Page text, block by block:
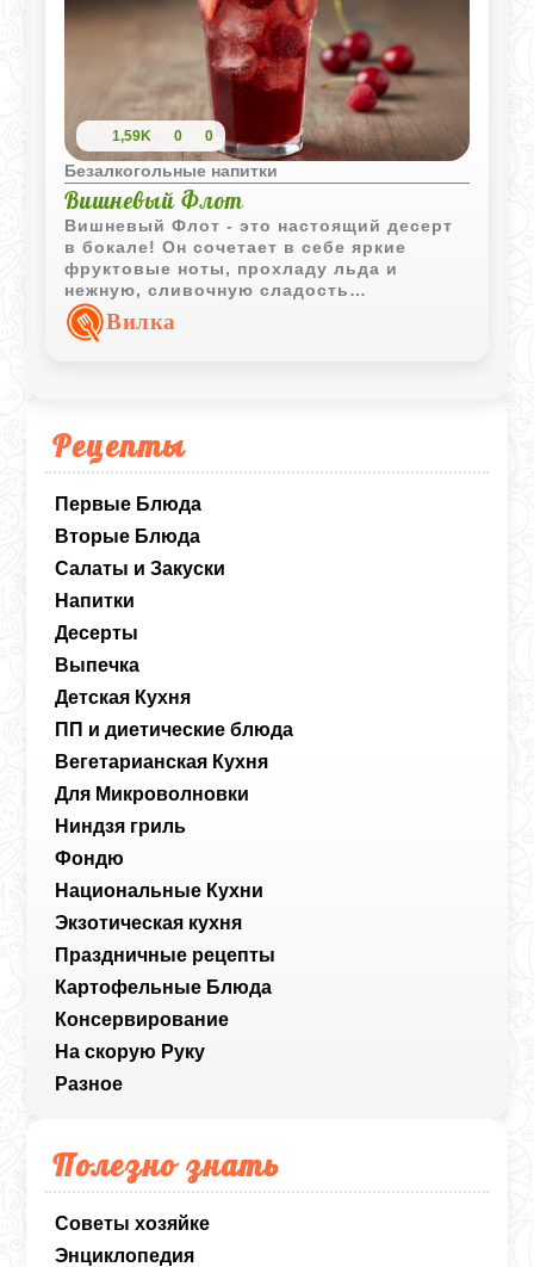
Рецепты
Первые Блюда
Вторые Блюда
Салаты и Закуски
Напитки
Десерты
Выпечка
Детская Кухня
ПП и диетические блюда
Вегетарианская Кухня
Для Микроволновки
Ниндзя гриль
Фондю
Национальные Кухни
Экзотическая кухня
Праздничные рецепты
Картофельные Блюда
Консервирование
На скорую Руку
Разное
Полезно знать
Советы хозяйке
Энциклопедия
1,59K 0 0
Безалкогольные напитки
Вишневый Флот
Вишневый Флот - это настоящий десерт
в бокале! Он сочетает в себе яркие
фруктовые ноты, прохладу льда и
нежную, сливочную сладость
мороженого. Готовится элементарно, а
выглядит просто потрясающе!
Вилка